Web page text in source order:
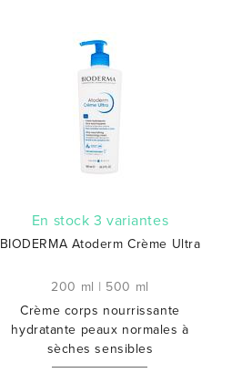
En stock 3 variantes
BIODERMA Atoderm Crème Ultra
200 ml | 500 ml
Crème corps nourrissante
hydratante peaux normales à
sèches sensibles